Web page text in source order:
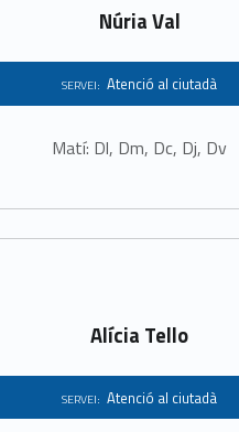
Núria Val
SERVEI: Atenció al ciutadà
Matí: Dl, Dm, Dc, Dj, Dv
Alícia Tello
SERVEI: Atenció al ciutadà